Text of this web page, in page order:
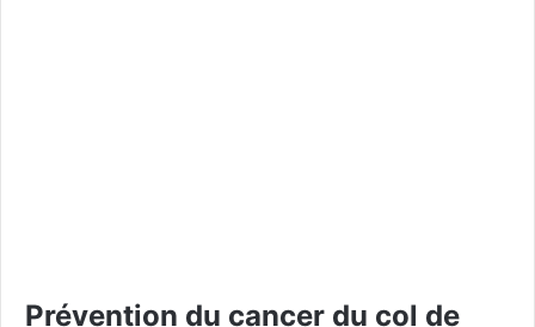
Prévention du cancer du col de